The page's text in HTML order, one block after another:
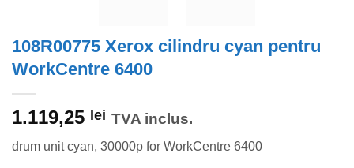
108R00775 Xerox cilindru cyan pentru
WorkCentre 6400
1.119,25 lei TVA inclus.
drum unit cyan, 30000p for WorkCentre 6400